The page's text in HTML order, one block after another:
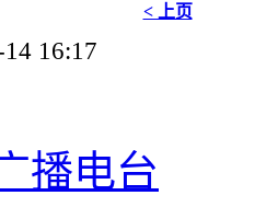
< 上页
16:17
播电台